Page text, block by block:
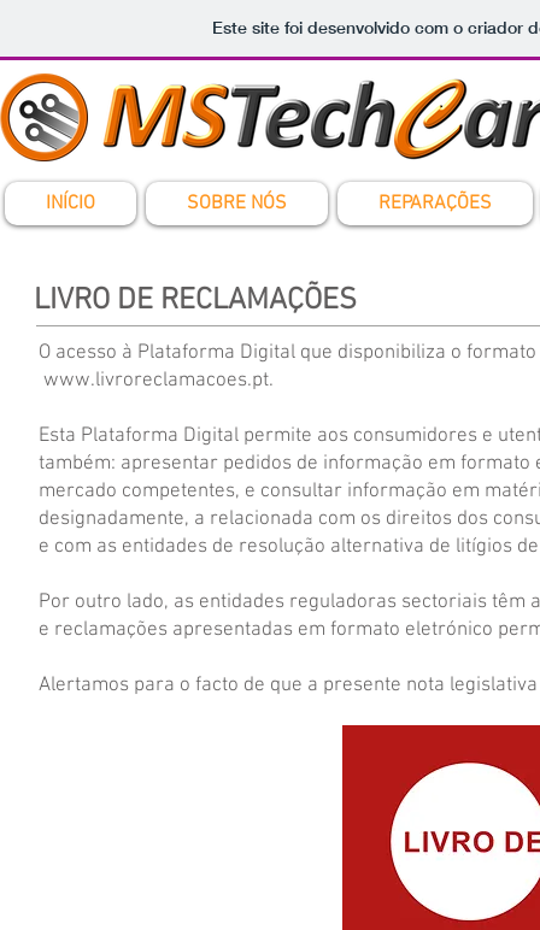
Este site foi desenvolvido com o criador
INÍCIO SOBRE NÓS REPARAÇÕES
LIVRO DE RECLAMAÇÕES
O acesso à Plataforma Digital que disponibiliza o
www.livroreclamacoes.pt.
Esta Plataforma Digital permite aos consumidores e
também: apresentar pedidos de informação em
mercado competentes, e consultar informação em
designadamente, a relacionada com os direitos dos
e com as entidades de resolução alternativa de litígios
Por outro lado, as entidades reguladoras sectoriais têm
e reclamações apresentadas em formato eletrónico
Alertamos para o facto de que a presente nota